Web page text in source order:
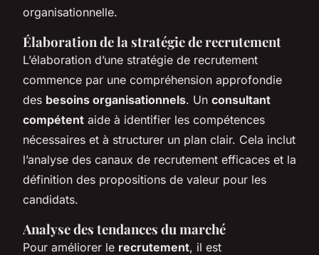
organisationnelle.
Élaboration de la stratégie de recrutement
L’élaboration d’une stratégie de recrutement
commence par une compréhension approfondie
des besoins organisationnels. Un consultant
compétent aide à identifier les compétences
nécessaires et à structurer un plan clair. Cela inclut
l’analyse des canaux de recrutement efficaces et la
définition des propositions de valeur pour les
candidats.
Analyse des tendances du marché
Pour améliorer le recrutement, il est